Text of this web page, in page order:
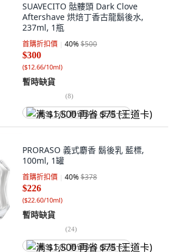
SUAVECITO 骷髏頭 Dark Clove
Aftershave 烘焙丁香古龍鬍後水,
237ml, 1瓶
首購折扣價 40%$500
$300
($12.66/10ml)
暫時缺貨
(8)
满 $1,500 再省 $75 (王道卡)
PRORASO 義式麝香 鬍後乳 藍標,
100ml, 1罐
首購折扣價 40%$378
$226
($22.60/10ml)
暫時缺貨
(24)
满 $1,500 再省 $75 (王道卡)